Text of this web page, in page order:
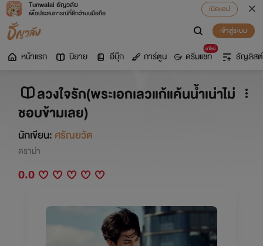
Tunwalai ธัญวลัย
เพื่อประสบการณ์ที่ดีกว่าบนมือถือ
เปิดแอป
เข้าสู่ระบบ
หน้าแรก นิยาย อีบุ๊ก การ์ตูน
มาใหม่
ดรีมแชท ธัญลิสต์
ลวงใจรัก(พระเอกเลวแก้แค้นน้ำเน่าไม่
ชอบข้ามเลย)
นักเขียน: ศรัณยวัต
ดราม่า
0.0